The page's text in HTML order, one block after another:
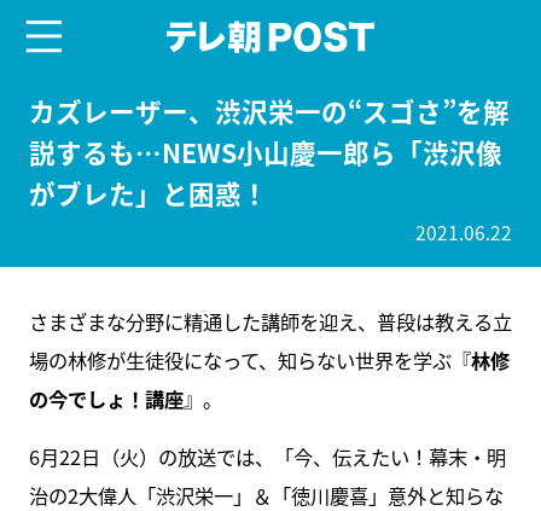
カズレーザー、渋沢栄一の“スゴさ”を解
説するも…NEWS小山慶一郎ら「渋沢像
がブレた」と困惑！
2021.06.22
さまざまな分野に精通した講師を迎え、普段は教える立
場の林修が生徒役になって、知らない世界を学ぶ『林修
の今でしょ！講座』。
6月22日（火）の放送では、「今、伝えたい！幕末・明
治の2大偉人「渋沢栄一」＆「徳川慶喜」意外と知らな